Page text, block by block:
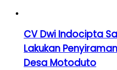
CV Dwi Indocipta
Lakukan
Desa Motoduto